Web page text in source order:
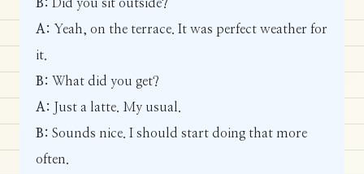
B:
Did you sit outside?
A: Yeah, on the terrace. It was perfect weather for
it.
B: What did you get?
A:
Just a latte. My usual.
B: Sounds nice. I should start doing that more
often.